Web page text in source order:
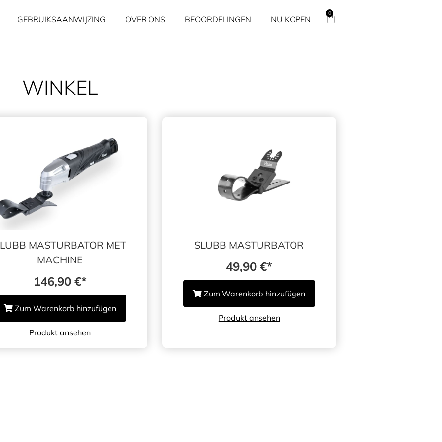
GEBRUIKSAANWIJZING OVER ONS BEOORDELINGEN NU KOPEN
0
WINKEL
MASTURBATOR MET
MACHINE
146,90 €
Zum Warenkorb hinzufügen
Produkt ansehen
SLUBB MASTURBATOR
49,90€
Zum Warenkorb hinzufügen
Produkt ansehen